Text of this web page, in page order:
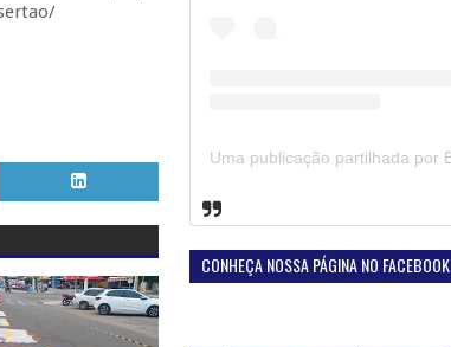
CONHEÇA NOSSA PÁGINA NO FACEBOOK